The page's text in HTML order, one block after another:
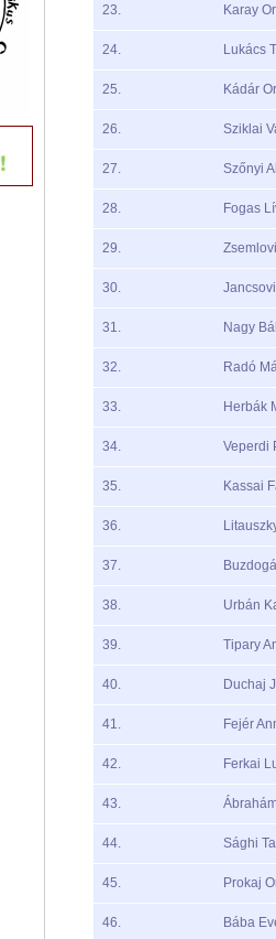
23. Karay
24. Lukács
25. Kádár
26. Sziklai
27. Szőnyi
28. Fogas
29.
30.
31. Nagy
32. Radó
33. Herbák
34. Veperdi
35. Kassai
36.
37.
38. Urbán
39. Tipary
40. Duchaj
41. Fejér
42. Ferkai
43.
44. Sághi
45. Prokaj
46. Bába